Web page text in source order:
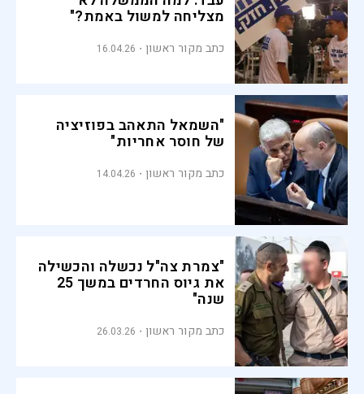
מצליחה למשול באמת?"
כתב מקור ראשון 16.04.26
"השמאל התאהב בפוזיציה
של חוסר אחריות"
כתב מקור ראשון 14.04.26
"צמרת צה"ל נכשלה והכשילה
את גיוס החרדים במשך 25
שנה"
כתב מקור ראשון 26.03.26